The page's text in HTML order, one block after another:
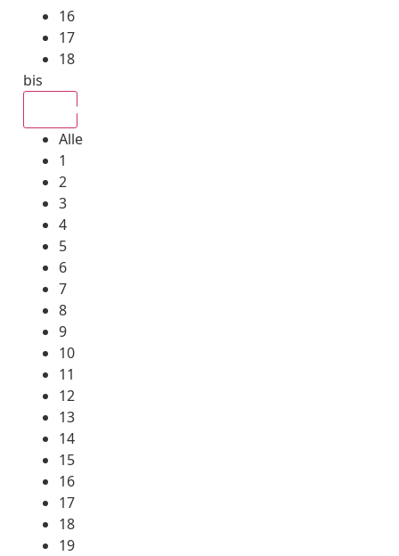
16
17
18
bis
Alle
1
2
3
4
5
6
7
8
9
10
11
12
13
14
15
16
17
18
19